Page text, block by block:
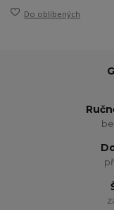
Do oblíbených